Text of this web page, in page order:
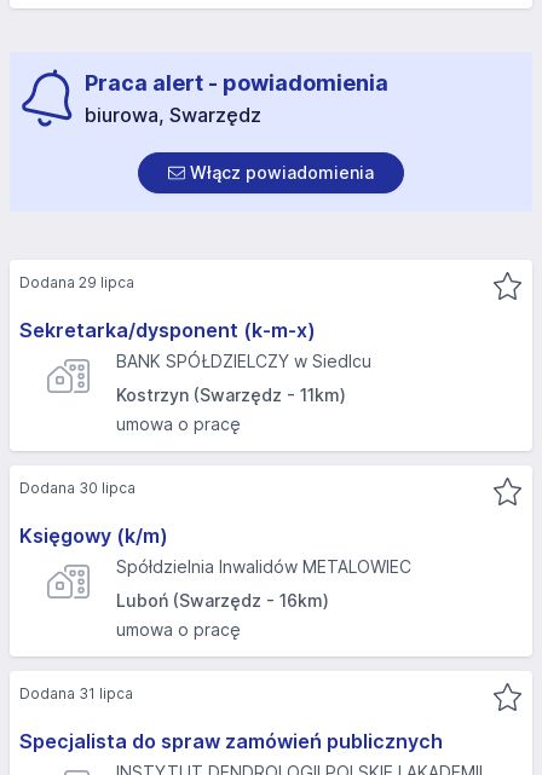
Praca alert - powiadomienia
biurowa, Swarzędz
Włącz powiadomienia
Sekretarka/dysponent (k-m-x)
BANK SPÓŁDZIELCZY w Siedlcu
Kostrzyn (Swarzędz - 11km)
umowa o pracę
Dodana 29 lipca
Księgowy (k/m)
Spółdzielnia Inwalidów METALOWIEC
Luboń (Swarzędz - 16km)
umowa o pracę
Dodana 30 lipca
Specjalista do spraw zamówień publicznych
Dodana 31 lipca